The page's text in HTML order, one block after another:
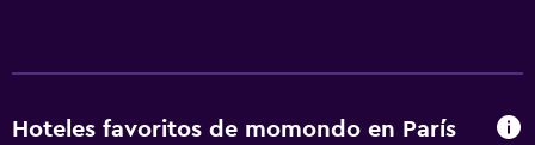
Hoteles favoritos de momondo en París